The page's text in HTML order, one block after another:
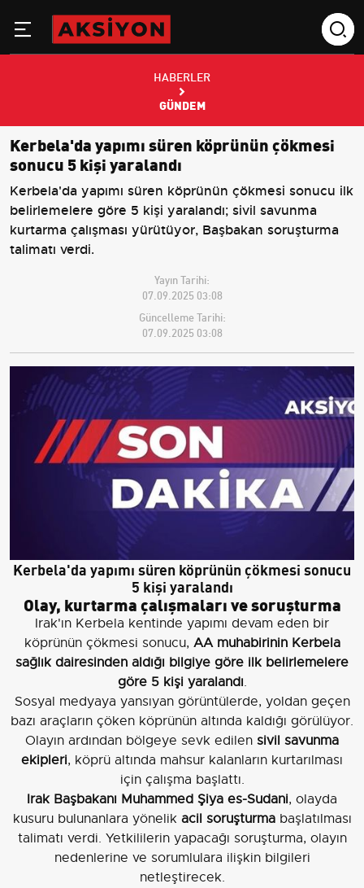
HABERLER
GÜNDEM
Kerbela'da yapımı süren köprünün çökmesi
sonucu 5 kişi yaralandı
Kerbela'da yapımı süren köprünün çökmesi sonucu ilk
belirlemelere göre 5 kişi yaralandı; sivil savunma
kurtarma çalışması yürütüyor, Başbakan soruşturma
talimatı verdi.
Yayın Tarihi:
07.09.2025 03:08
Güncelleme Tarihi:
07.09.2025 03:08
Kerbela'da yapımı süren köprünün çökmesi sonucu
5 kişi yaralandı
Olay, kurtarma çalışmaları ve soruşturma
Irak'ın Kerbela kentinde yapımı devam eden bir
köprünün çökmesi sonucu, AA muhabirinin Kerbela
sağlık dairesinden aldığı bilgiye göre ilk belirlemelere
göre 5 kişi yaralandı.
Sosyal medyaya yansıyan görüntülerde, yoldan geçen
bazı araçların çöken köprünün altında kaldığı görülüyor.
Olayın ardından bölgeye sevk edilen sivil savunma
ekipleri, köprü altında mahsur kalanların kurtarılması
için çalışma başlattı.
Irak Başbakanı Muhammed Şiya es-Sudani, olayda
kusuru bulunanlara yönelik acil soruşturmabaşlatılması
talimatı verdi. Yetkililerin yapacağı soruşturma, olayın
nedenlerine ve sorumlulara ilişkin bilgileri
netleştirecek.